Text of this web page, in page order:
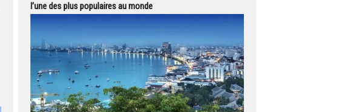
l’une des plus populaires au monde